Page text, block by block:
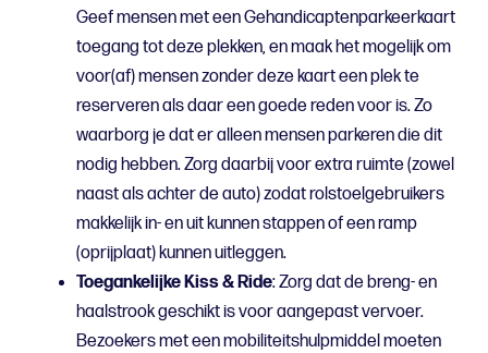
Geef mensen met een Gehandicaptenparkeerkaart
toegang tot deze plekken, en maak het mogelijk om
voor(af) mensen zonder deze kaart een plek te
reserveren als daar een goede reden voor is. Zo
waarborg je dat er alleen mensen parkeren die dit
nodig hebben. Zorg daarbij voor extra ruimte (zowel
naast als achter de auto) zodat rolstoelgebruikers
makkelijk in- en uit kunnen stappen of een ramp
(oprijplaat) kunnen uitleggen.
Toegankelijke Kiss & Ride: Zorg dat de breng- en
haalstrook geschikt is voor aangepast vervoer.
Bezoekers met een mobiliteitshulpmiddel moeten